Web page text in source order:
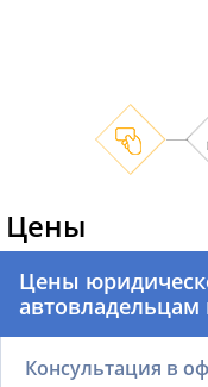
Цены
Цены
автовладельцам
Консультация в